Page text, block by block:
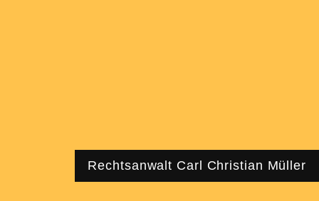
Rechtsanwalt Carl Christian Müller